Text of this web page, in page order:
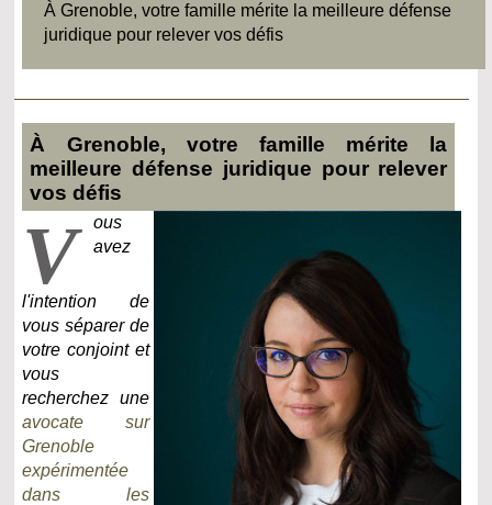
À Grenoble, votre famille mérite la meilleure défense
juridique pour relever vos défis
À Grenoble, votre famille mérite la
meilleure défense juridique pour relever
vos défis
V
ous
avez
l'intention de
vous séparer de
votre conjoint et
vous
recherchez une
avocate sur
Grenoble
expérimentée
dans les